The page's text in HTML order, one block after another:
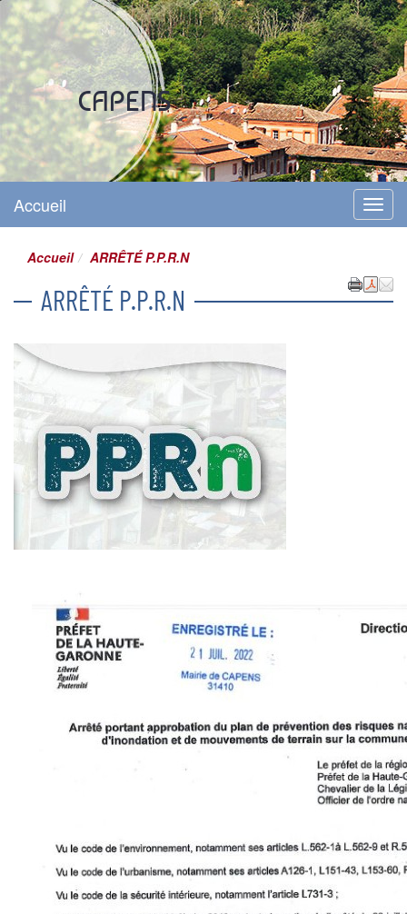
CAPENS
Site officiel
Menu
Accueil
Accueil ARRÊTÉ P.P.R.N
ARRÊTÉ P.P.R.N